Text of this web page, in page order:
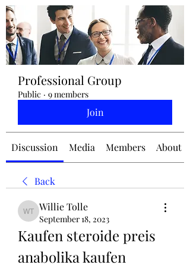
jennifermcchesney@yahoo.com
(604) 445-2082
Professional Group
Public · 9 members
Join
Discussion Media Members About
Back
Willie Tolle
Willie Tolle
September 18, 2023
Kaufen steroide preis
anabolika kaufen